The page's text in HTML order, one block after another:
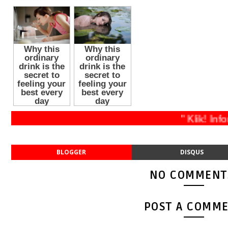
" Klik!
BLOGGER DISQUS
NO
POST A